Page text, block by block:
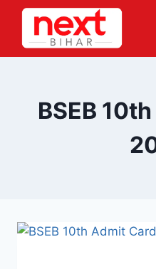
Skip
content
BSEB